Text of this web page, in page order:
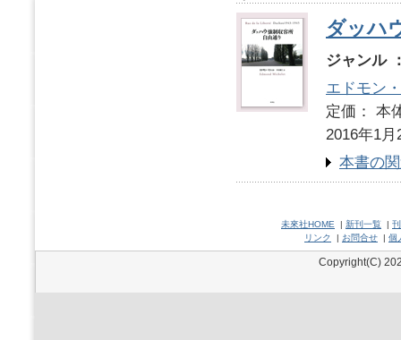
ダッハ
ジャンル
エドモン
定価：
2016年1月
本書の
未來社HOME | 新刊一覧 |
リンク
| お問合せ | 個
Copyright(C)